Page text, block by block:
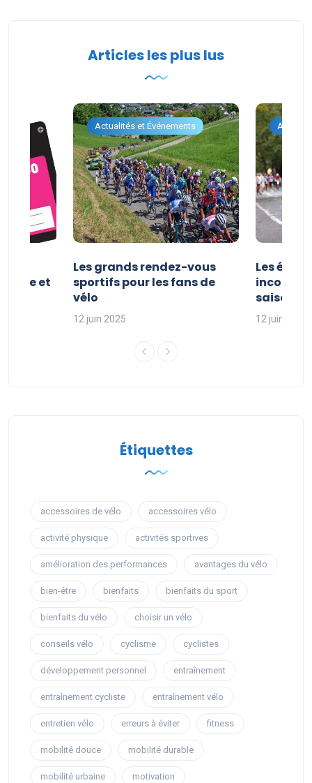
Articles les plus lus
et
Actualités et Événements
Les grands rendez-vous
sportifs pour les fans de
vélo
12 juin 2025
Les
saison
12 juin 2025
Étiquettes
accessoires de vélo accessoires vélo
activité physique activités sportives
amélioration des performances avantages du vélo
bien-être bienfaits bienfaits du sport
bienfaits du vélo choisir un vélo
conseils vélo cyclisme cyclistes
développement personnel entraînement
entraînement cycliste entraînement vélo
entretien vélo erreurs à éviter fitness
mobilité douce mobilité durable
mobilité urbaine motivation